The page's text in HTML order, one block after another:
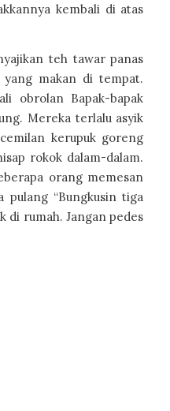
kembali di atas
teh tawar panas
yang makan di tempat.
obrolan Bapak-bapak
Mereka terlalu asyik
kerupuk goreng
rokok dalam-dalam.
orang memesan
pulang “Bungkusin tiga
di rumah. Jangan pedes